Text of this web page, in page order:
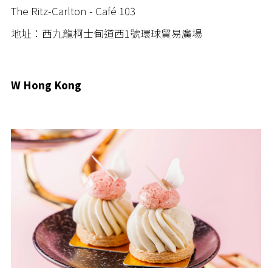
The Ritz-Carlton - Café 103
地址：西九龍柯士甸道西1號環球貿易廣場
W Hong Kong